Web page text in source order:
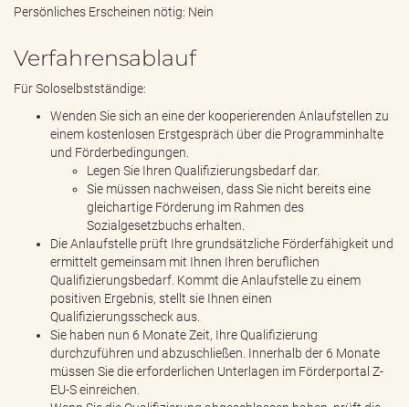
Persönliches Erscheinen nötig: Nein
Verfahrensablauf
Für Soloselbstständige:
Wenden Sie sich an eine der kooperierenden Anlaufstellen zu
einem kostenlosen Erstgespräch über die Programminhalte
und Förderbedingungen.
Legen Sie Ihren Qualifizierungsbedarf dar.
Sie müssen nachweisen, dass Sie nicht bereits eine
gleichartige Förderung im Rahmen des
Sozialgesetzbuchs erhalten.
Die Anlaufstelle prüft Ihre grundsätzliche Förderfähigkeit und
ermittelt gemeinsam mit Ihnen Ihren beruflichen
Qualifizierungsbedarf. Kommt die Anlaufstelle zu einem
positiven Ergebnis, stellt sie Ihnen einen
Qualifizierungsscheck aus.
Sie haben nun 6 Monate Zeit, Ihre Qualifizierung
durchzuführen und abzuschließen. Innerhalb der 6 Monate
müssen Sie die erforderlichen Unterlagen im Förderportal Z-
EU-S einreichen.